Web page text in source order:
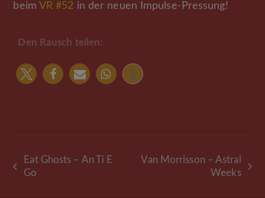
beim VR #52 in der neuen Impulse-Pressung!
Den Rausch teilen:
vorheriger
Eat Ghosts – An Ti E
Go
Van Morrisson – Astral
Weeks